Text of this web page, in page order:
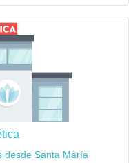
desde Santa María